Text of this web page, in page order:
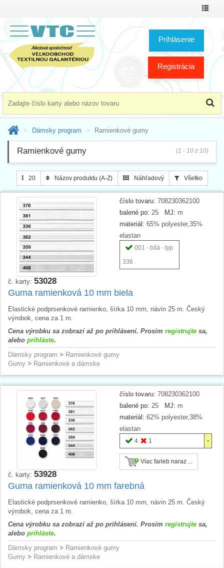
Prepnúť
Prihlásenie
Registrácia
Dámsky program Ramienkové gumy
Ramienkové gumy (1 - 10 z 10)
20 Názov produktu (A-Z) Náhľadový Všetko
číslo tovaru: 708230362100
balené po: 25 MJ: m
materiál: 65% polyester,35%
elastan
001 - bílá - typ
336
č. karty: 53028
Guma ramienková 10 mm biela
Elastické podprsenkové ramienko, šírka 10 mm, návin 25 m. Český
výrobok, cena za 1 m.
Cena výrobku sa zobrazí až po prihlásení. Prosím registrujte sa,
alebo prihláste.
Dámsky program > Ramienkové gumy
Gumy > Ramienkové a dámske
číslo tovaru: 708230362100
balené po: 25 MJ: m
materiál: 62% polyester,38%
elastan
4 1
Viac farieb naraz ...
č. karty: 53928
Guma ramienková 10 mm farebná
Elastické podprsenkové ramienko, šírka 10 mm, návin 25 m. Český
výrobok, cena za 1 m.
Cena výrobku sa zobrazí až po prihlásení. Prosím registrujte sa,
alebo prihláste.
Dámsky program > Ramienkové gumy
Gumy > Ramienkové a dámske